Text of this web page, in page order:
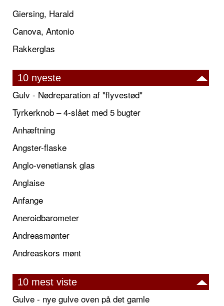
Giersing, Harald
Canova, Antonio
Rakkerglas
10 nyeste
Gulv - Nødreparation af "flyvestød"
Tyrkerknob – 4-slået med 5 bugter
Anhæftning
Angster-flaske
Anglo-venetiansk glas
Anglaise
Anfange
Aneroidbarometer
Andreasmønter
Andreaskors mønt
10 mest viste
Gulve - nye gulve oven på det gamle